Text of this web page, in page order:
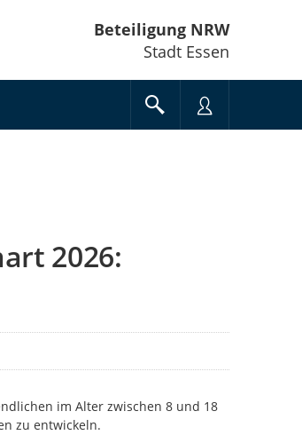
Beteiligung NRW
Stadt Essen
2026:
im Alter zwischen 8 und 18
zu entwickeln.